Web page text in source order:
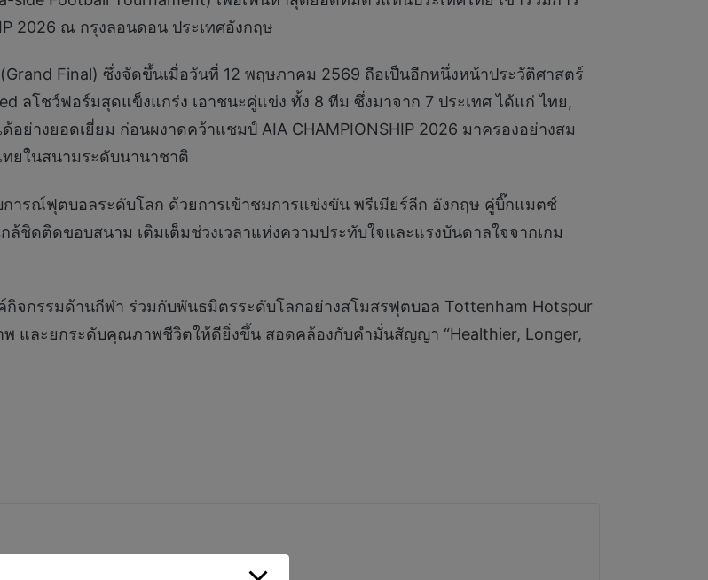
2026 ณ กรุงลอนดอน ประเทศอังกฤษ
Final) ซึ่งจัดขึ้นเมื่อวันที่ 12 พฤษภาคม 2569 ถือเป็นอีกหนึ่งหน้าประวัติศาสตร์
ลโชว์ฟอร์มสุดแข็งแกร่ง เอาชนะคู่แข่ง ทั้ง 8 ทีม ซึ่งมาจาก 7 ประเทศ ได้แก่ ไทย,
ย่างยอดเยี่ยม ก่อนผงาดคว้าแชมป์ AIA CHAMPIONSHIP 2026 มาครองอย่างสม
ทยในสนามระดับนานาชาติ
ารณ์ฟุตบอลระดับโลก ด้วยการเข้าชมการแข่งขัน พรีเมียร์ลีก อังกฤษ คู่บิ๊กแมตช์
ชิดติดขอบสนาม เติมเต็มช่วงเวลาแห่งความประทับใจและแรงบันดาลใจจากเกม
กิจกรรมด้านกีฬา ร่วมกับพันธมิตรระดับโลกอย่างสโมสรฟุตบอล Tottenham Hotspur
และยกระดับคุณภาพชีวิตให้ดียิ่งขึ้น สอดคล้องกับคำมั่นสัญญา “Healthier, Longer,